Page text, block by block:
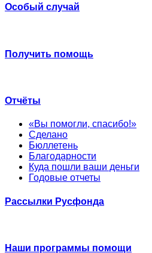
Особый случай
Получить помощь
Отчёты
«Вы помогли, спасибо!»
Сделано
Бюллетень
Благодарности
Куда пошли ваши деньги
Годовые отчеты
Рассылки Русфонда
Наши программы помощи